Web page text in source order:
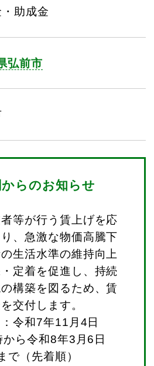
助成金
弘前市
らのお知らせ
等が行う賃上げを応
、急激な物価高騰下
生活水準の維持向上
定着を促進し、持続
構築を図るため、賃
交付します。
令和7年11月4日
から令和8年3月6日
で（先着順）